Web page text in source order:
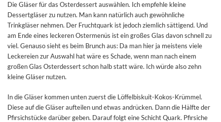
Die Gläser für das Osterdessert auswählen. Ich empfehle kleine
Dessertgläser zu nutzen. Man kann natürlich auch gewöhnliche
Trinkgläser nehmen. Der Fruchtquark ist jedoch ziemlich sättigend. Und
am Ende eines leckeren Ostermenüs ist ein großes Glas davon schnell zu
viel. Genauso sieht es beim Brunch aus: Da man hier ja meistens viele
Leckereien zur Auswahl hat wäre es Schade, wenn man nach einem
großen Glas Osterdessert schon halb statt wäre. Ich würde also zehn
kleine Gläser nutzen.
In die Gläser kommen unten zuerst die Löffelbiskuit-Kokos-Krümmel.
Diese auf die Gläser aufteilen und etwas andrücken. Dann die Hälfte der
Pfirsichstücke darüber geben. Darauf folgt eine Schicht Quark. Pfirsiche